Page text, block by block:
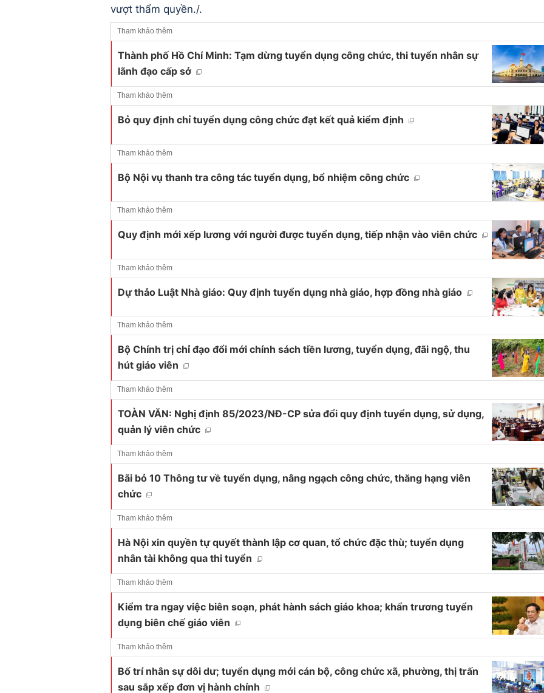
vượt thẩm quyền./.
Tham khảo thêm
Thành phố Hồ Chí Minh: Tạm dừng tuyển dụng công chức, thi tuyển nhân sự
lãnh đạo cấp sở
Tham khảo thêm
Bỏ quy định chỉ tuyển dụng công chức đạt kết quả kiểm định
Tham khảo thêm
Bộ Nội vụ thanh tra công tác tuyển dụng, bổ nhiệm công chức
Tham khảo thêm
Quy định mới xếp lương với người được tuyển dụng, tiếp nhận vào viên chức
Tham khảo thêm
Dự thảo Luật Nhà giáo: Quy định tuyển dụng nhà giáo, hợp đồng nhà giáo
Tham khảo thêm
Bộ Chính trị chỉ đạo đổi mới chính sách tiền lương, tuyển dụng, đãi ngộ, thu
hút giáo viên
Tham khảo thêm
TOÀN VĂN: Nghị định 85/2023/NĐ-CP sửa đổi quy định tuyển dụng, sử dụng,
quản lý viên chức
Tham khảo thêm
Bãi bỏ 10 Thông tư về tuyển dụng, nâng ngạch công chức, thăng hạng viên
chức
Tham khảo thêm
Hà Nội xin quyền tự quyết thành lập cơ quan, tổ chức đặc thù; tuyển dụng
nhân tài không qua thi tuyển
Tham khảo thêm
Kiểm tra ngay việc biên soạn, phát hành sách giáo khoa; khẩn trương tuyển
dụng biên chế giáo viên
Tham khảo thêm
Bố trí nhân sự dôi dư; tuyển dụng mới cán bộ, công chức xã, phường, thị trấn
sau sắp xếp đơn vị hành chính